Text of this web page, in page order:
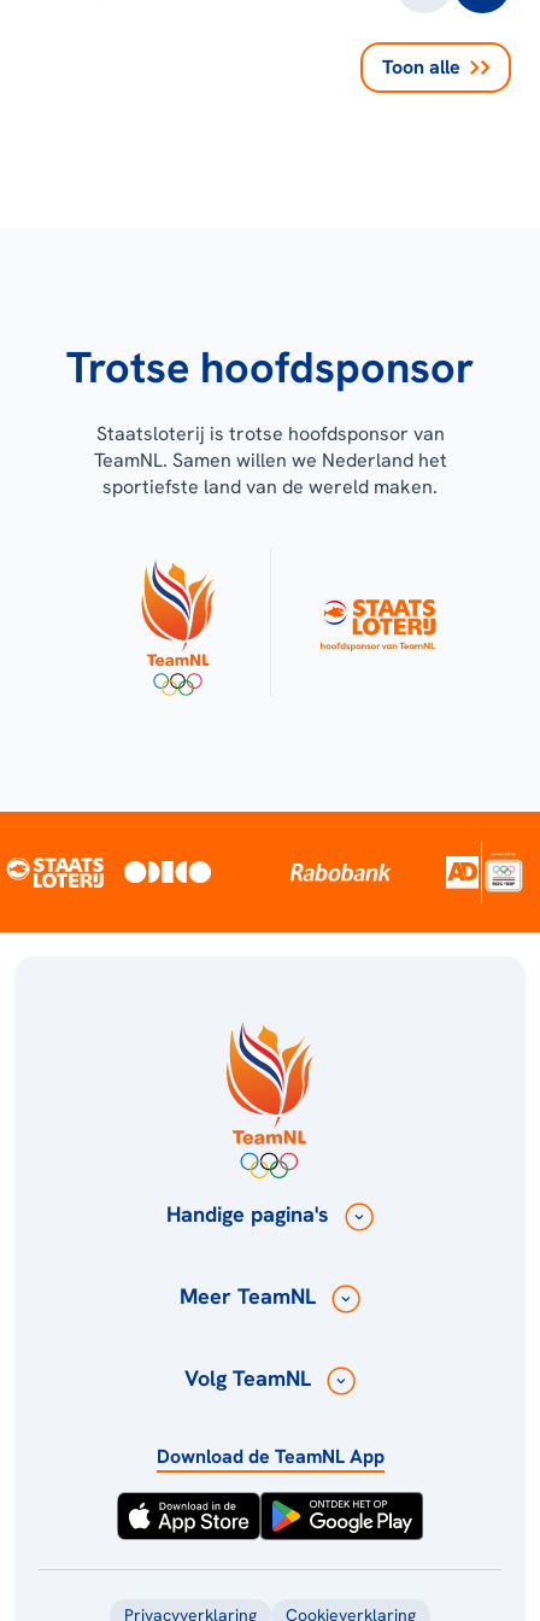
Toon alle
Trotse hoofdsponsor
Staatsloterij is trotse hoofdsponsor van
TeamNL. Samen willen we Nederland het
sportiefste land van de wereld maken.
Handige pagina's
Meer TeamNL
Volg TeamNL
Download de TeamNL App
Privacyverklaring Cookieverklaring